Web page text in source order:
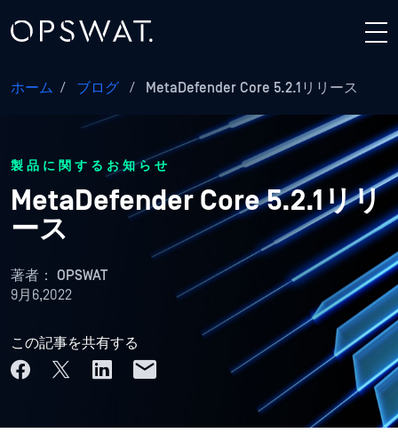
ホーム / ブログ / MetaDefender Core 5.2.1リリース
製品に関するお知らせ
MetaDefender Core 5.2.1リリ
ース
著者： OPSWAT
9月6,2022
この記事を共有する